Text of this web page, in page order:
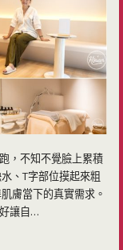
，不知不覺臉上累積
、T字部位摸起來粗
膚當下的真實需求。
讓自…